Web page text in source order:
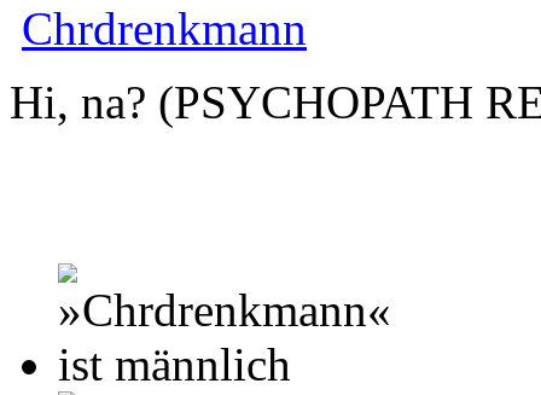
Chrdrenkmann
Hi, na? (PSYCHOPATH